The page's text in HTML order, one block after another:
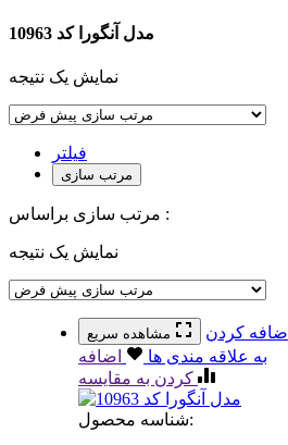
مدل آنگورا کد 10963
نمایش یک نتیجه
فیلتر
مرتب سازی
مرتب سازی براساس :
نمایش یک نتیجه
مشاهده سریع
اضافه کردن
به علاقه مندی ها
اضافه
کردن به مقایسه
شناسه محصول: